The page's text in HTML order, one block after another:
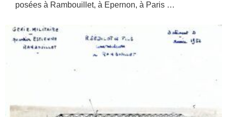
posées à Rambouillet, à Epernon, à Paris …